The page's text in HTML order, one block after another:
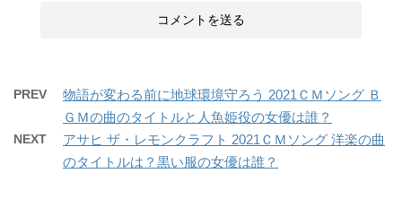
PREV
物語が変わる前に地球環境守ろう 2021ＣＭソング Ｂ
ＧＭの曲のタイトルと人魚姫役の女優は誰？
NEXT
アサヒ ザ・レモンクラフト 2021ＣＭソング 洋楽の曲
のタイトルは？黒い服の女優は誰？